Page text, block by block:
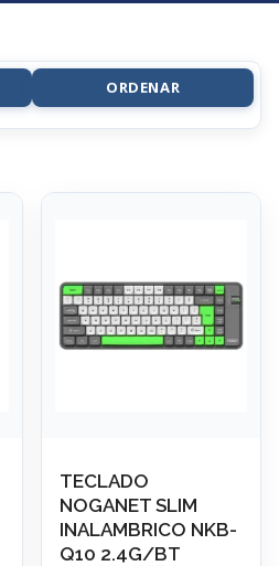
ORDENAR
TECLADO
NOGANET SLIM
INALAMBRICO NKB-
Q10 2.4G/BT